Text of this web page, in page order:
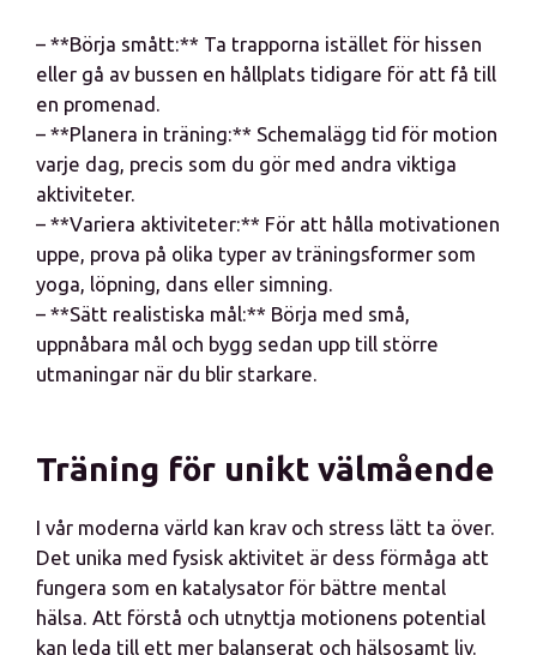
– **Börja smått:** Ta trapporna istället för hissen
eller gå av bussen en hållplats tidigare för att få till
en promenad.
– **Planera in träning:** Schemalägg tid för motion
varje dag, precis som du gör med andra viktiga
aktiviteter.
– **Variera aktiviteter:** För att hålla motivationen
uppe, prova på olika typer av träningsformer som
yoga, löpning, dans eller simning.
– **Sätt realistiska mål:** Börja med små,
uppnåbara mål och bygg sedan upp till större
utmaningar när du blir starkare.
Träning för unikt välmående
I vår moderna värld kan krav och stress lätt ta över.
Det unika med fysisk aktivitet är dess förmåga att
fungera som en katalysator för bättre mental
hälsa. Att förstå och utnyttja motionens potential
kan leda till ett mer balanserat och hälsosamt liv.